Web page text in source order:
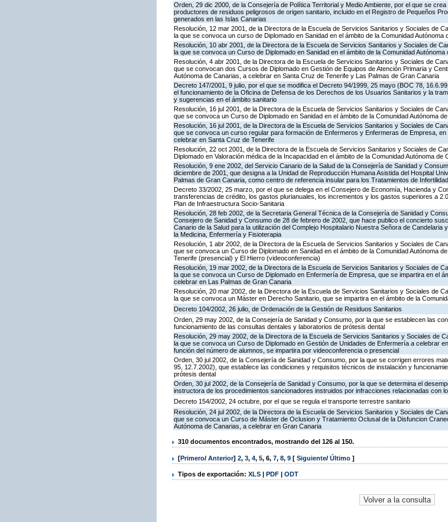
Orden, 29 dic 2000, de la Consejería de Política Territorial y Medio Ambiente, por el que se
productores de residuos peligrosos de origen sanitario, incluido en el Registro de Pequeños
generados en las Islas Canarias
Resolución, 12 mar 2001, de la Directora de la Escuela de Servicios Sanitarios y Sociales de
la que se convoca un curso de Diplomado en Sanidad en el ámbito de la Comunidad
Resolución, 10 abr 2001, de la Directora de la Escuela de Servicios Sanitarios y Sociales de
la que se convoca un Curso de Diplomado en Sanidad en el ámbito de la Comunidad
Resolución, 4 abr 2001, de la Directora de la Escuela de Servicios Sanitarios y Sociales de
que se convocan dos Cursos de Diplomado en Gestión de Equipos de Atención Primaria y
Autónoma de Canarias, a celebrar en Santa Cruz de Tenerife y Las Palmas de Gran Canaria
Decreto 147/2001, 9 julio, por el que se modifica el Decreto 94/1999, 25 mayo (BOC 78,
el funcionamiento de la Oficina de Defensa de los Derechos de los Usuarios Sanitarios y la
y sugerencias en el ámbito sanitario
Resolución, 16 jul 2001, de la Directora de la Escuela de Servicios Sanitarios y Sociales de
que se convoca un Curso de Diplomado en Sanidad en el ámbito de la Comunidad Autónoma
Resolución, 16 jul 2001, de la Directora de la Escuela de Servicios Sanitarios y Sociales de
que se convoca un curso regular para formación de Enfermeros y Enfermeras de Empresa,
celebrar en Santa Cruz de Tenerife
Resolución, 22 oct 2001, de la Directora de la Escuela de Servicios Sanitarios y Sociales de
Diplomado en Valoración médica de la Incapacidad en el ámbito de la Comunidad Autónoma
Resolución, 9 ene 2002, del Servicio Canario de la Salud de la Consejería de Sanidad y
diciembre de 2001, que designa a la Unidad de Reproducción Humana Asistida del Hospital
Palmas de Gran Canaria, como centro de referencia insular para los Tratamientos de
Decreto 33/2002, 25 marzo, por el que se delega en el Consejero de Economía, Hacienda y
transferencias de crédito, los gastos plurianuales, los incrementos y los gastos superiores a
Plan de Infraestructura Socio-Sanitaria
Resolución, 28 feb 2002, de la Secretaria General Técnica de la Consejería de Sanidad y
Consejero de Sanidad y Consumo de 28 de febrero de 2002, que hace publico el concierto
Canario de la Salud para la utilización del Complejo Hospitalario Nuestra Señora de
la Medicina, Enfermería y Fisioterapia
Resolución, 1 abr 2002, de la Directora de la Escuela de Servicios Sanitarios y Sociales de
que se convoca un Curso de Diplomado en Sanidad en el ámbito de la Comunidad Autónoma
Tenerife (presencial) y El Hierro (videoconferencia)
Resolución, 19 mar 2002, de la Directora de la Escuela de Servicios Sanitarios y Sociales de
la que se convoca un Curso de Diplomado en Enfermería de Empresa, que se impartira en el
celebrar en Las Palmas de Gran Canaria
Resolución, 20 mar 2002, de la Directora de la Escuela de Servicios Sanitarios y Sociales de
la que se convoca un Máster en Derecho Sanitario, que se impartira en el ámbito de la
Decreto 104/2002, 26 julio, de Ordenación de la Gestión de Residuos Sanitarios
Orden, 29 may 2002, de la Consejería de Sanidad y Consumo, por la que se establecen las
funcionamiento de las consultas dentales y laboratorios de prótesis dental
Resolución, 29 may 2002, de la Directora de la Escuela de Servicios Sanitarios y Sociales de
la que se convoca un Curso de Diplomado en Gestión de Unidades de Enfermería a celebrar
función del número de alumnos, se impartira por videoconferencia o presencial
Orden, 30 jul 2002, de la Consejería de Sanidad y Consumo, por la que se corrigen errores
95, 12.7.2002), que establece las condiciones y requisitos técnicos de instalación y
prótesis dental
Orden, 30 jul 2002, de la Consejería de Sanidad y Consumo, por la que se determina el
instructora de los procedimientos sancionadores instruidos por infracciones relacionadas con
Decreto 154/2002, 24 octubre, por el que se regula el transporte terrestre sanitario
Resolución, 24 jul 2002, de la Directora de la Escuela de Servicios Sanitarios y Sociales de
que se convoca un Curso de Máster de Oclusion y Tratamiento Oclusal de la Disfuncion
Autónoma de Canarias, a celebrar en Gran Canaria
310 documentos encontrados, mostrando del 126 al 150.
[Primero/ Anterior] 2, 3, 4, 5, 6, 7, 8, 9 [ Siguiente/ Último ]
Tipos de exportación: XLS | PDF | ODT